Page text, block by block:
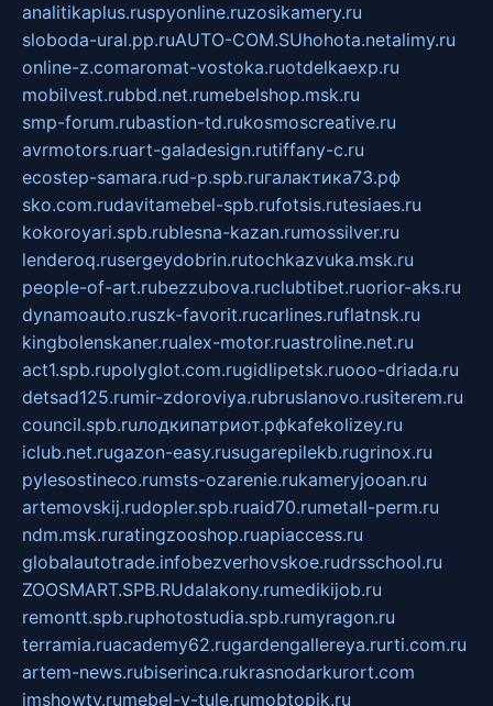
analitikaplus.ruspyonline.ruzosikamery.ru
sloboda-ural.pp.ruAUTO-COM.SUhohota.netalimy.ru
online-z.comaromat-vostoka.ruotdelkaexp.ru
mobilvest.rubbd.net.rumebelshop.msk.ru
smp-forum.rubastion-td.rukosmoscreative.ru
avrmotors.ruart-galadesign.rutiffany-c.ru
ecostep-samara.rud-p.spb.ruгалактика73.рф
sko.com.rudavitamebel-spb.rufotsis.rutesiaes.ru
kokoroyari.spb.rublesna-kazan.rumossilver.ru
lenderoq.rusergeydobrin.rutochkazvuka.msk.ru
people-of-art.rubezzubova.ruclubtibet.ruorior-aks.ru
dynamoauto.ruszk-favorit.rucarlines.ruflatnsk.ru
kingbolenskaner.rualex-motor.ruastroline.net.ru
act1.spb.rupolyglot.com.rugidlipetsk.ruooo-driada.ru
detsad125.rumir-zdoroviya.rubruslanovo.rusiterem.ru
council.spb.ruлодкипатриот.рфkafekolizey.ru
iclub.net.rugazon-easy.rusugarepilekb.rugrinox.ru
pylesostineco.rumsts-ozarenie.rukameryjooan.ru
artemovskij.rudopler.spb.ruaid70.rumetall-perm.ru
ndm.msk.ruratingzooshop.ruapiaccess.ru
globalautotrade.infobezverhovskoe.rudrsschool.ru
ZOOSMART.SPB.RUdalakony.rumedikijob.ru
remontt.spb.ruphotostudia.spb.rumyragon.ru
terramia.ruacademy62.rugardengallereya.rurti.com.ru
artem-news.rubiserinca.rukrasnodarkurort.com
imshowtv.rumebel-v-tule.rumobtopik.ru